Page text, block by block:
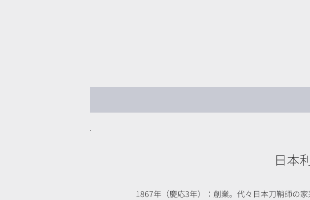
日本
1867年（慶応3年）：創業。代々日本刀鞘師の